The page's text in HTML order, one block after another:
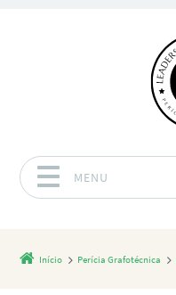
MENU
Início Perícia Grafotécnica